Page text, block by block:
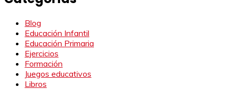
Blog
Educación Infantil
Educación Primaria
Ejercicios
Formación
Juegos educativos
Libros